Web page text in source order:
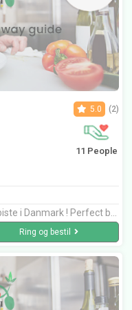
5.0 (2)
11 People
balanced quality topping.. Perfect!!
Ring og bestil